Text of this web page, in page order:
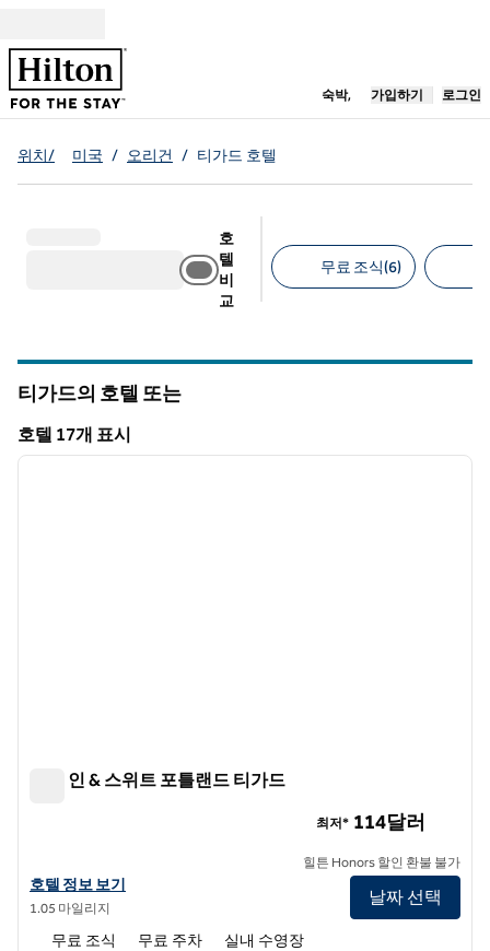
숙박,새 탭 열림
가입하기 로그인
위치/ 미국 / 오리건 / 티가드 호텔
호
텔
비
교
무료 조식(6)
티가드의 호텔 또는
호텔 17개 표시
호텔 17개 표시
1/12
다음
햄튼 인 & 스위트 포틀랜드 티가드
햄튼 인 & 스위트 포틀랜드 티가드의 호텔 정보 보기
호텔 정보 보기
1.05 마일리지
최저* 114달러
힐튼 Honors 할인 환불 불가
날짜 선택
무료 조식 무료 주차 실내 수영장